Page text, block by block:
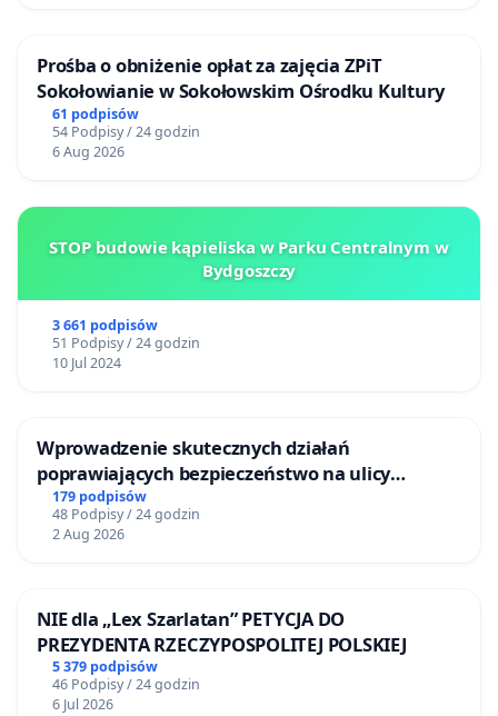
Prośba o obniżenie opłat za zajęcia ZPiT
Sokołowianie w Sokołowskim Ośrodku Kultury
61 podpisów
54 Podpisy / 24 godzin
6 Aug 2026
STOP budowie kąpieliska w Parku Centralnym w
Bydgoszczy
3 661 podpisów
51 Podpisy / 24 godzin
10 Jul 2024
Wprowadzenie skutecznych działań
poprawiających bezpieczeństwo na ulicy
Żeromskiego w Otwocku
179 podpisów
48 Podpisy / 24 godzin
2 Aug 2026
NIE dla „Lex Szarlatan” PETYCJA DO
PREZYDENTA RZECZYPOSPOLITEJ POLSKIEJ
5 379 podpisów
46 Podpisy / 24 godzin
6 Jul 2026